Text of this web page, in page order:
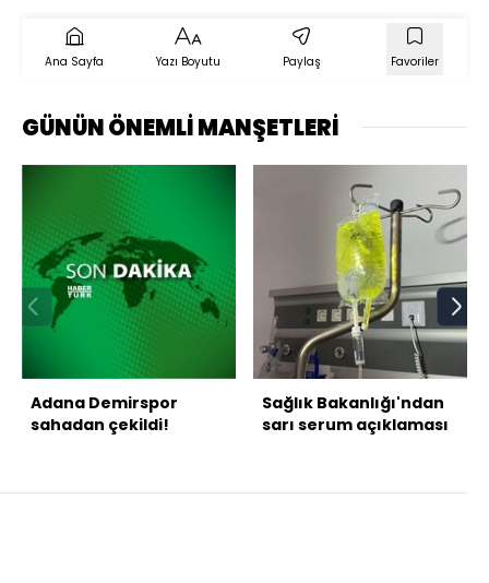
Ana Sayfa Yazı Boyutu Paylaş Favoriler
GÜNÜN ÖNEMLİ MANŞETLERİ
Adana Demirspor
sahadan çekildi!
Sağlık Bakanlığı'ndan
sarı serum açıklaması